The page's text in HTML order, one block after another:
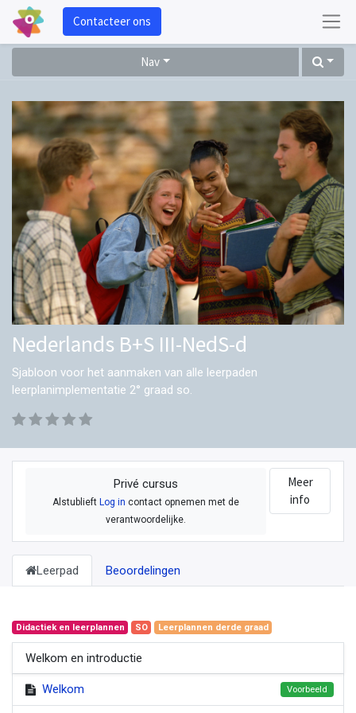
Contacteer ons
Nav
Nederlands B+S III-NedS-d
Sjabloon voor het aanmaken van alle leerpaden
leerplanimplementatie 2° graad so.
Privé cursus
AlstublieftLog in contact opnemen met de
verantwoordelijke.
Meer
info
Leerpad Beoordelingen
Didactiek en leerplannen SO Leerplannen derde graad
Welkom en introductie
Welkom Voorbeeld